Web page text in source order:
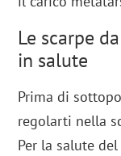
Le scarpe
in salute
Prima di
regolarti nella
Per la salute